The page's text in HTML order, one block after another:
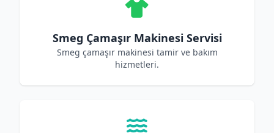
Smeg Çamaşır Makinesi Servisi
Smeg çamaşır makinesi tamir ve bakım
hizmetleri.